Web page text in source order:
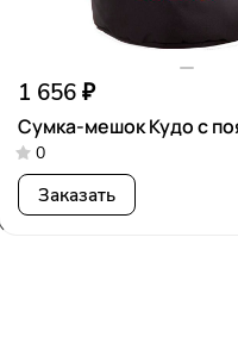
1 656 ₽
Сумка-мешок Кудо с
0
Заказать